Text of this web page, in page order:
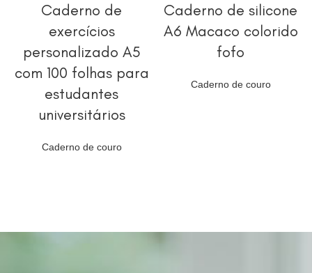
Caderno de
exercícios
personalizado A5
com 100 folhas para
estudantes
universitários
Caderno de couro
Caderno de silicone
A6 Macaco colorido
fofo
Caderno de couro